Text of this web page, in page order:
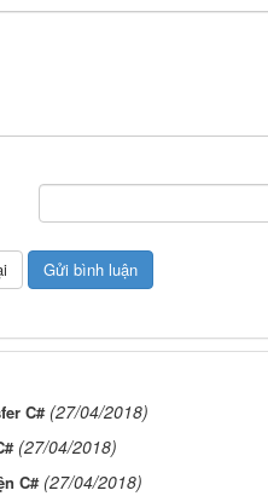
C# (27/04/2018)
(27/04/2018)
C# (27/04/2018)